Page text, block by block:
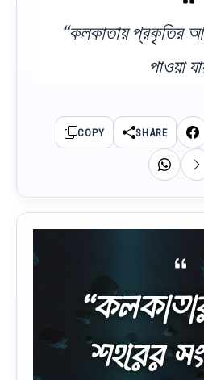
“কলকাতায় প্রকৃতির
পাওয়া
COPY SHARE
শহরের